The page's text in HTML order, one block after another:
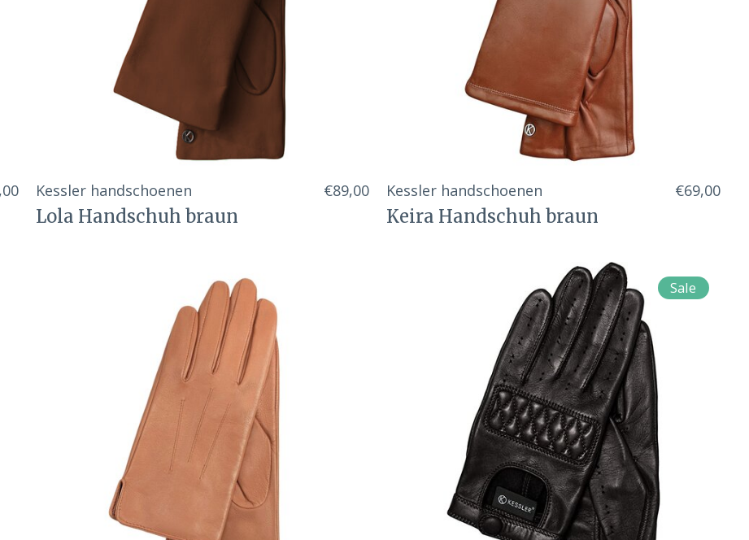
Kessler handschoenen
Lola Handschuh braun
€89,00 Kessler handschoenen
Keira Handschuh braun
€69,00
Sale